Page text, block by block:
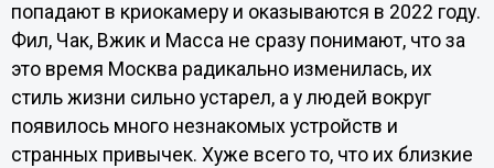
попадают в криокамеру и оказываются в 2022 году.
Фил, Чак, Вжик и Масса не сразу понимают, что за
это время Москва радикально изменилась, их
стиль жизни сильно устарел, а у людей вокруг
появилось много незнакомых устройств и
странных привычек. Хуже всего то, что их близкие